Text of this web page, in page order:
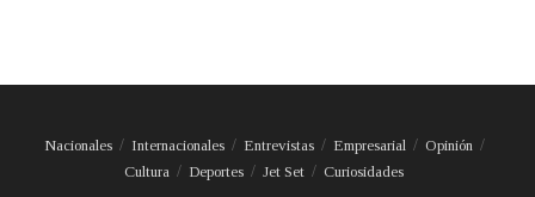
Nacionales Internacionales Entrevistas Empresarial
Opinión
Cultura
Deportes Jet Set Curiosidades